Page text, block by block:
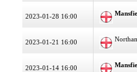
2023-01-28 16:00
2023-01-21 16:00
2023-01-14 16:00